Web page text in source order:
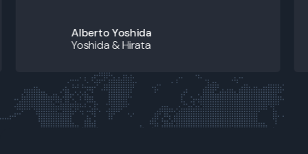
Alberto Yoshida
Yoshida & Hirata